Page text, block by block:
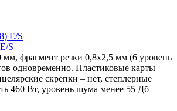
S
фрагмент резки 0,8х2,5 мм (6 уровень
одновременно. Пластиковые карты –
скрепки – нет, степлерные
460 Вт, уровень шума менее 55 Дб